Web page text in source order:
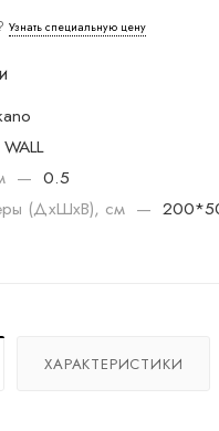
Узнать специальную цену
WALL
— 0.5
(ДхШхВ), см —
ХАРАКТЕРИСТИКИ